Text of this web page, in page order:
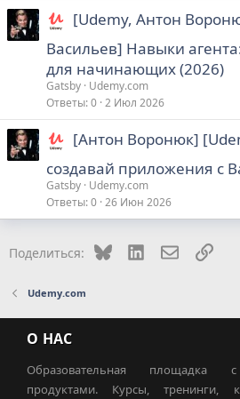
[Udemy, Антон
Васильев] Навыки
для начинающих (2026)
Gatsby Udemy.com
Ответы 0 2 Июл 2026
[Антон Воронюк]
создавай приложения с
Gatsby Udemy.com
Ответы 0 26 Июн 2026
Поделиться: Bluesky LinkedIn
Udemy.com
О НАС
Образовательная площадка
продуктами. Курсы, тренинги,